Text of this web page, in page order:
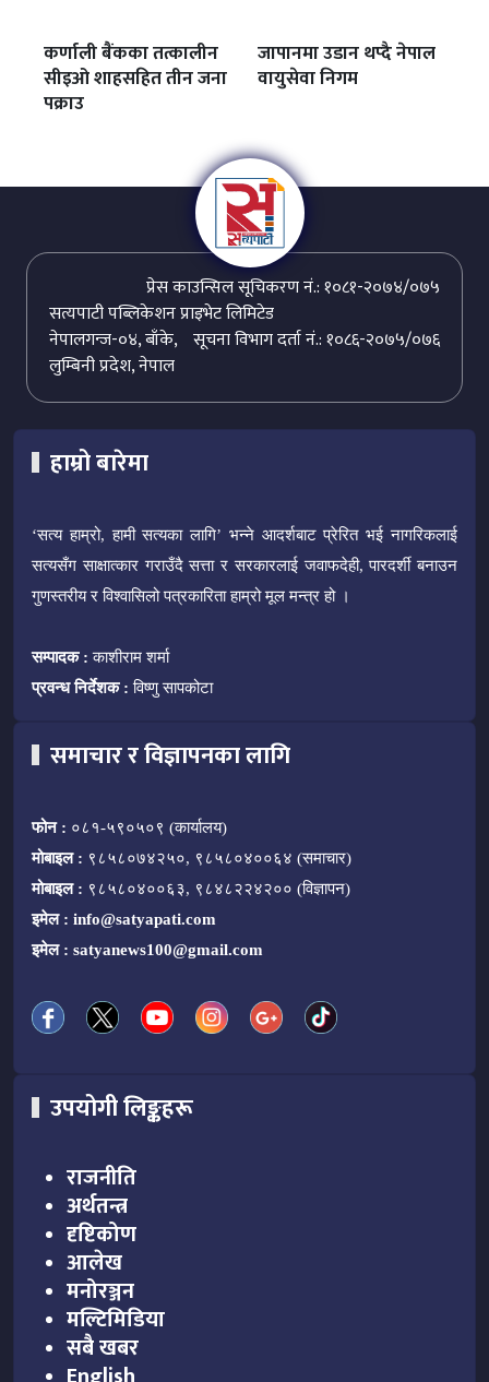
कर्णाली बैंकका तत्कालीन
सीइओ शाहसहित तीन जना
पक्राउ
जापानमा उडान थप्दै नेपाल
वायुसेवा निगम
प्रेस काउन्सिल सूचिकरण नं.: १०८१-२०७४/०७५
सत्यपाटी पब्लिकेशन प्राइभेट लिमिटेड
सूचना विभाग दर्ता नं.: १०८६-२०७५/०७६
नेपालगन्ज-०४, बाँके,
लुम्बिनी प्रदेश, नेपाल
हाम्रो बारेमा
‘सत्य हाम्रो, हामी सत्यका लागि’ भन्ने आदर्शबाट प्रेरित भई नागरिकलाई
सत्यसँग साक्षात्कार गराउँदै सत्ता र सरकारलाई जवाफदेही, पारदर्शी बनाउन
गुणस्तरीय र विश्वासिलो पत्रकारिता हाम्रो मूल मन्त्र हो ।
सम्पादक : काशीराम शर्मा
प्रवन्ध निर्देशक : विष्णु सापकोटा
समाचार र विज्ञापनका लागि
फोन : ०८१-५९०५०९ (कार्यालय)
मोबाइल : ९८५८०७४२५०, ९८५८०४००६४ (समाचार)
मोबाइल : ९८५८०४००६३, ९८४८२२४२०० (विज्ञापन)
इमेल : info@satyapati.com
इमेल : satyanews100@gmail.com
उपयोगी लिङ्कहरू
राजनीति
अर्थतन्त्र
दृष्टिकोण
आलेख
मनोरञ्जन
मल्टिमिडिया
सबै खबर